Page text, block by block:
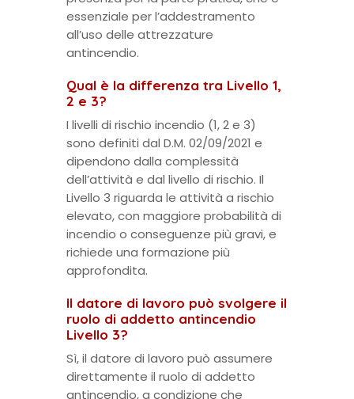
essenziale per l’addestramento
all’uso delle attrezzature
antincendio.
Qual è la differenza tra Livello 1,
2 e 3?
I livelli di rischio incendio (1, 2 e 3)
sono definiti dal D.M. 02/09/2021 e
dipendono dalla complessità
dell’attività e dal livello di rischio. Il
Livello 3 riguarda le attività a rischio
elevato, con maggiore probabilità di
incendio o conseguenze più gravi, e
richiede una formazione più
approfondita.
Il datore di lavoro può svolgere il
ruolo di addetto antincendio
Livello 3?
Sì, il datore di lavoro può assumere
direttamente il ruolo di addetto
antincendio, a condizione che